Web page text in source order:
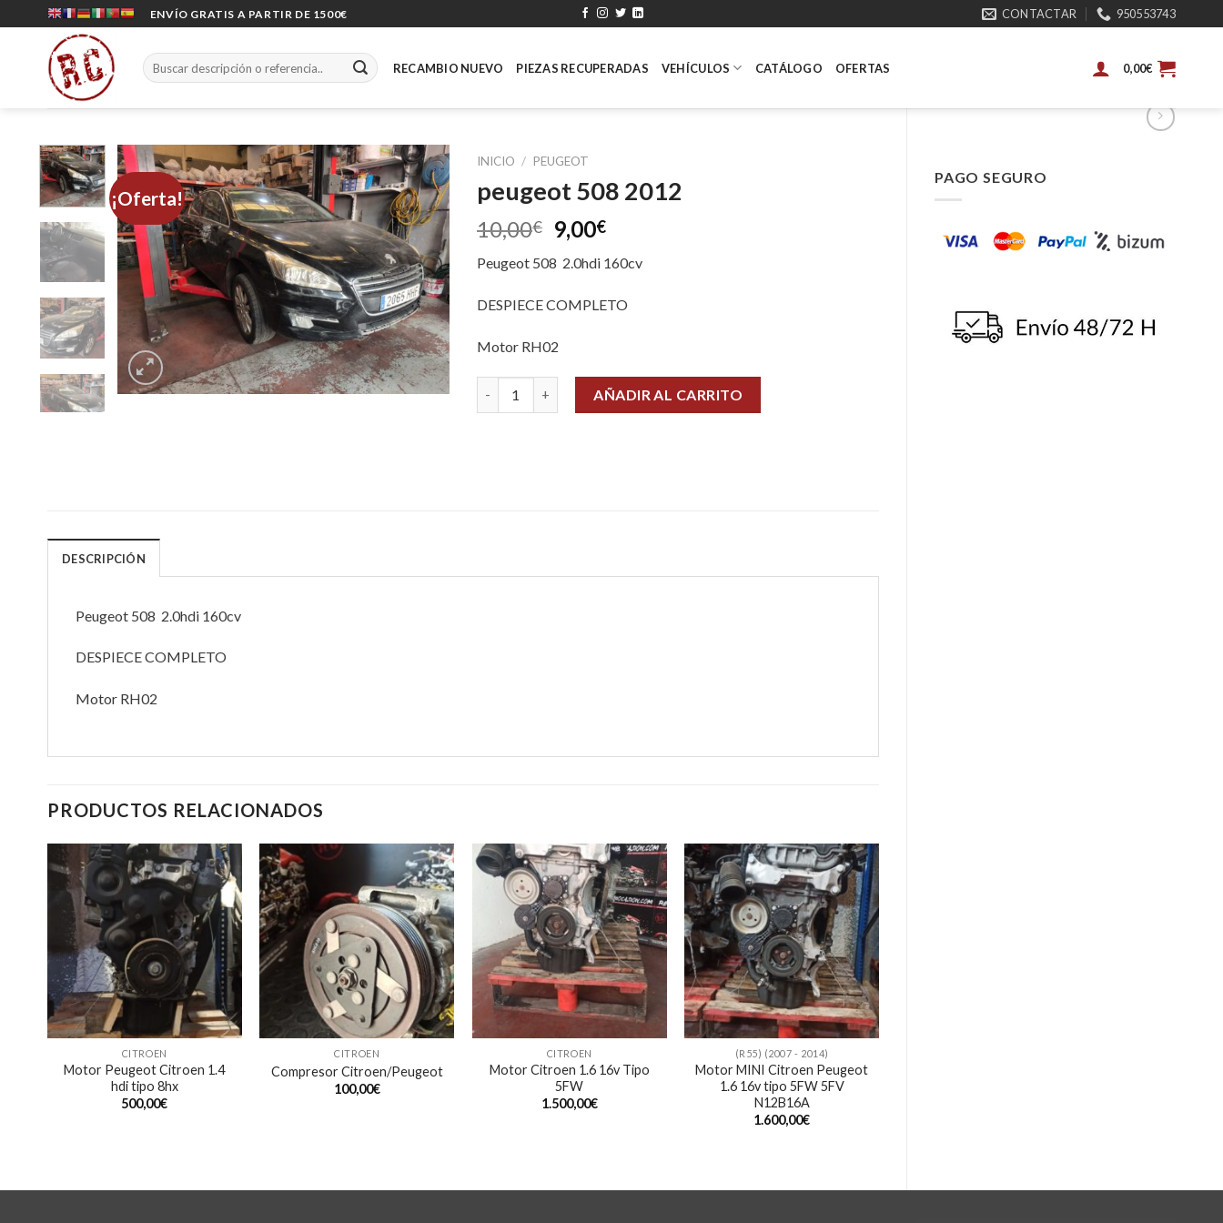
ENVÍO GRATIS A PARTIR DE 1500€ CONTACTAR 950553743
Buscar
por:
RECAMBIO NUEVO PIEZAS RECUPERADAS VEHÍCULOS CATÁLOGO OFERTAS 0,00€
PAGO SEGURO
¡Oferta!
INICIO / PEUGEOT
peugeot 508 2012
10,00€ 9,00€
Peugeot 508 2.0hdi 160cv
DESPIECE COMPLETO
Motor RH02
peugeot 508 2012 cantidadAÑADIR AL CARRITO
DESCRIPCIÓN
Peugeot 508 2.0hdi 160cv
DESPIECE COMPLETO
Motor RH02
PRODUCTOS RELACIONADOS
CITROEN
Motor Peugeot Citroen 1.4
hdi tipo 8hx
500,00€
CITROEN
Compresor Citroen/Peugeot
100,00€
CITROEN
Motor Citroen 1.6 16v Tipo
5FW
1.500,00€
(R55) (2007 - 2014)
Motor MINI Citroen Peugeot
1.6 16v tipo 5FW 5FV
N12B16A
1.600,00€